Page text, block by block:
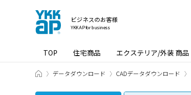
ビジネスのお客様
YKK AP for business
TOP 住宅商品 エクステリア/外装 商品
ビジネスのお客様 HOME
データダウンロード CADデータダウンロード